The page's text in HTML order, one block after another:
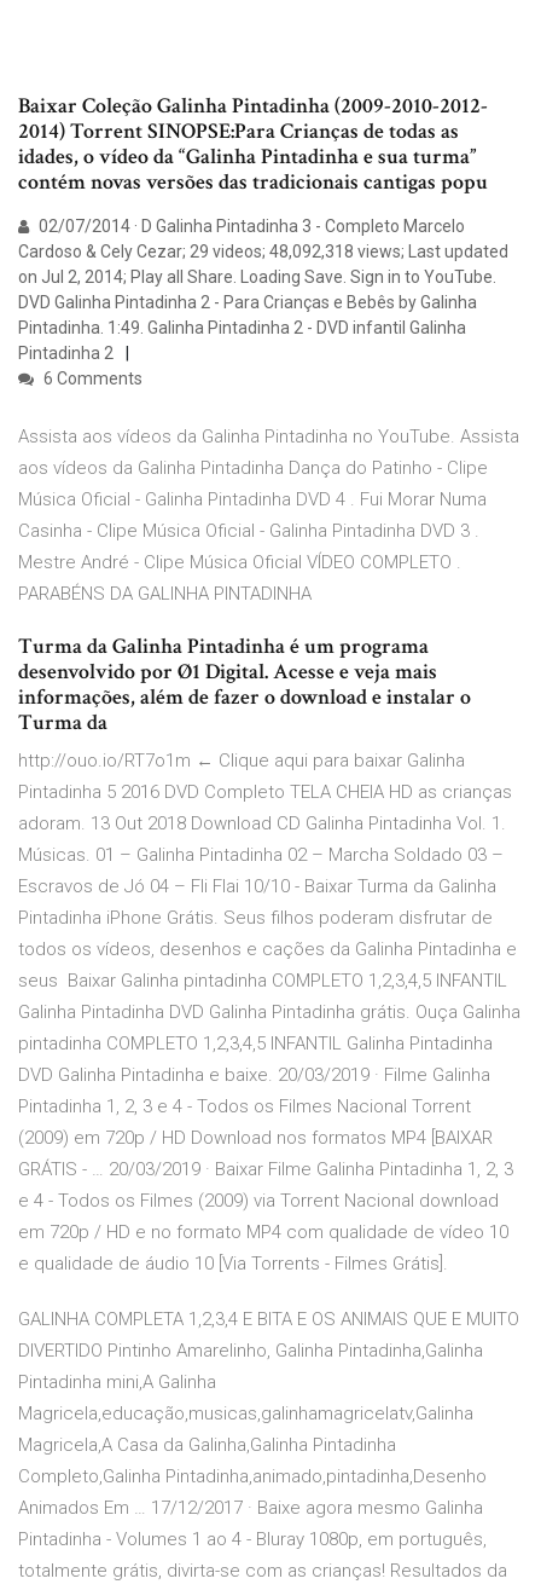
Baixar Coleção Galinha Pintadinha (2009-2010-2012-
2014) Torrent SINOPSE:Para Crianças de todas as
idades, o vídeo da “Galinha Pintadinha e sua turma”
contém novas versões das tradicionais cantigas popu
02/07/2014 · D Galinha Pintadinha 3 - Completo Marcelo
Cardoso & Cely Cezar; 29 videos; 48,092,318 views; Last updated
on Jul 2, 2014; Play all Share. Loading Save. Sign in to YouTube.
DVD Galinha Pintadinha 2 - Para Crianças e Bebês by Galinha
Pintadinha. 1:49. Galinha Pintadinha 2 - DVD infantil Galinha
Pintadinha 2
6 Comments
Assista aos vídeos da Galinha Pintadinha no YouTube. Assista
aos vídeos da Galinha Pintadinha Dança do Patinho - Clipe
Música Oficial - Galinha Pintadinha DVD 4 . Fui Morar Numa
Casinha - Clipe Música Oficial - Galinha Pintadinha DVD 3 .
Mestre André - Clipe Música Oficial VÍDEO COMPLETO .
PARABÉNS DA GALINHA PINTADINHA
Turma da Galinha Pintadinha é um programa
desenvolvido por Ø1 Digital. Acesse e veja mais
informações, além de fazer o download e instalar o
Turma da
http://ouo.io/RT7o1m ← Clique aqui para baixar Galinha
Pintadinha 5 2016 DVD Completo TELA CHEIA HD as crianças
adoram. 13 Out 2018 Download CD Galinha Pintadinha Vol. 1.
Músicas. 01 – Galinha Pintadinha 02 – Marcha Soldado 03 –
Escravos de Jó 04 – Fli Flai 10/10 - Baixar Turma da Galinha
Pintadinha iPhone Grátis. Seus filhos poderam disfrutar de
todos os vídeos, desenhos e cações da Galinha Pintadinha e
seus Baixar Galinha pintadinha COMPLETO 1,2,3,4,5 INFANTIL
Galinha Pintadinha DVD Galinha Pintadinha grátis. Ouça Galinha
pintadinha COMPLETO 1,2,3,4,5 INFANTIL Galinha Pintadinha
DVD Galinha Pintadinha e baixe. 20/03/2019 · Filme Galinha
Pintadinha 1, 2, 3 e 4 - Todos os Filmes Nacional Torrent
(2009) em 720p / HD Download nos formatos MP4 [BAIXAR
GRÁTIS - … 20/03/2019 · Baixar Filme Galinha Pintadinha 1, 2, 3
e 4 - Todos os Filmes (2009) via Torrent Nacional download
em 720p / HD e no formato MP4 com qualidade de vídeo 10
e qualidade de áudio 10 [Via Torrents - Filmes Grátis].
GALINHA COMPLETA 1,2,3,4 E BITA E OS ANIMAIS QUE E MUITO
DIVERTIDO Pintinho Amarelinho, Galinha Pintadinha,Galinha
Pintadinha mini,A Galinha
Magricela,educação,musicas,galinhamagricelatv,Galinha
Magricela,A Casa da Galinha,Galinha Pintadinha
Completo,Galinha Pintadinha,animado,pintadinha,Desenho
Animados Em … 17/12/2017 · Baixe agora mesmo Galinha
Pintadinha - Volumes 1 ao 4 - Bluray 1080p, em português,
totalmente grátis, divirta-se com as crianças! Resultados da